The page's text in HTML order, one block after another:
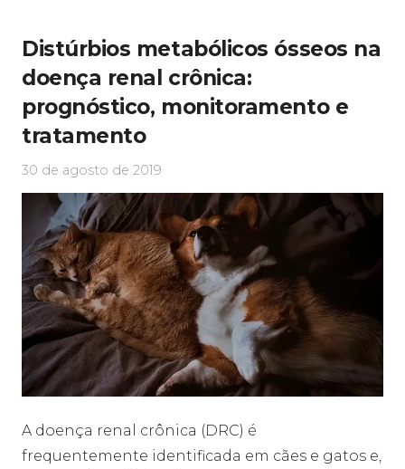
Distúrbios metabólicos ósseos na
doença renal crônica:
prognóstico, monitoramento e
tratamento
30 de agosto de 2019
A doença renal crônica (DRC) é
frequentemente identificada em cães e gatos e,